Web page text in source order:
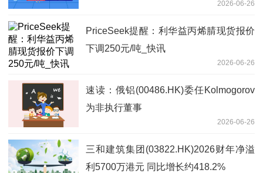
2026-06-26
PriceSeek提醒：利华益丙烯腈现货报价
下调250元/吨_快讯
2026-06-26
速读：俄铝(00486.HK)委任Kolmogorov
为非执行董事
2026-06-26
三和建筑集团(03822.HK)2026财年净溢
利5700万港元 同比增长约418.2%